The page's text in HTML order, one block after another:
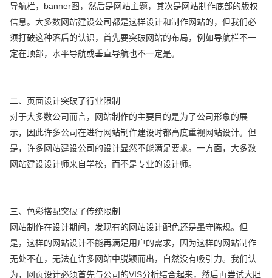
导航栏，banner图，然后是网站主题，其次是网站制作底部的版权
信息。大多数网站建设公司都是这样设计和制作网站的，但我们必
须打破这种落后的认识，首先要突破网站的布局，例如导航栏不一
定在顶部，水平导航或垂直导航也不一定是。
二、页面设计突破了行业限制
对于大多数公司而言，网站制作的主要目的是为了公司形象的展
示，因此许多公司在进行网站制作建设时都高度重视网站设计。但
是，许多网站建设公司的设计显然不能满足要求。一方面，大多数
网站建设设计师来自学校，而不是专业的设计师。
三、色彩搭配突破了传统限制
网站制作在设计期间，发现有的网站设计配色还是墨守陈规。但
是，这样的网站设计不能再满足用户的需求，因为这样的网站制作
无处不在，无法在许多网站中脱颖而出，自然没有吸引力。我们认
为，网页设计必须首先与公司的VIS分析结合起来，然后再尝试大胆